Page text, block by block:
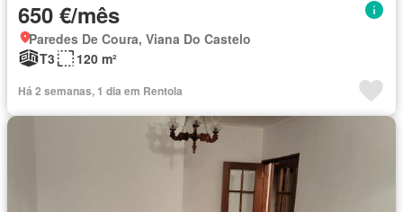
650 €/mês
Paredes De Coura, Viana Do Castelo
T3
120 m²
Há 2 semanas, 1 dia em Rentola